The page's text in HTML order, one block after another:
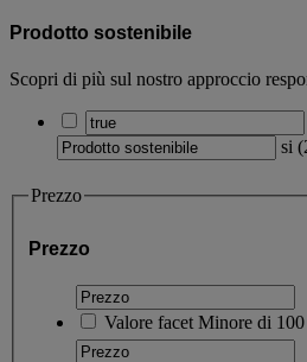
Prodotto sostenibile
Scopri di più sul nostro approccio
si (
Prezzo
Prezzo
Valore facet Minore di